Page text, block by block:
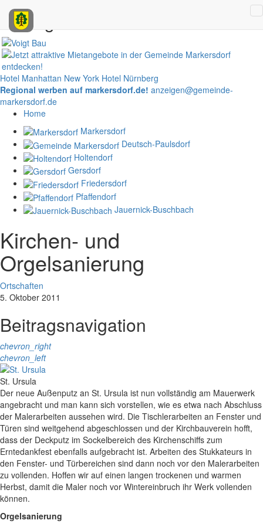
Anzeigen
Hotel Manhattan New York Hotel Nürnberg
Regional werben auf markersdorf.de! anzeigen@gemeinde-
markersdorf.de
Home
Markersdorf
Deutsch-Paulsdorf
Holtendorf
Gersdorf
Friedersdorf
Pfaffendorf
Jauernick-Buschbach
Kirchen- und
Orgelsanierung
Ortschaften
5. Oktober 2011
Beitragsnavigation
chevron_right
chevron_left
St. Ursula
Der neue Außenputz an St. Ursula ist nun vollständig am Mauerwerk
angebracht und man kann sich vorstellen, wie es etwa nach Abschluss
der Malerarbeiten aussehen wird. Die Tischlerarbeiten an Fenster und
Türen sind weitgehend abgeschlossen und der Kirchbauverein hofft,
dass der Deckputz im Sockelbereich des Kirchenschiffs zum
Erntedankfest ebenfalls aufgebracht ist. Arbeiten des Stukkateurs in
den Fenster- und Türbereichen sind dann noch vor den Malerarbeiten
zu vollenden. Hoffen wir auf einen langen trockenen und warmen
Herbst, damit die Maler noch vor Wintereinbruch ihr Werk vollenden
können.
Orgelsanierung